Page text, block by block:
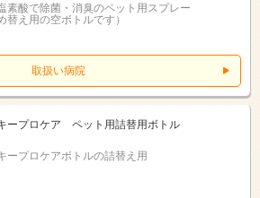
素酸で除菌・消臭のペット用スプレー
替え用の空ボトルです）
取扱い病院
ープロケア ペット用詰替用ボトル
ープロケアボトルの詰替え用